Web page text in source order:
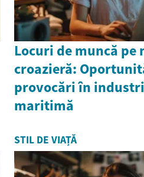
Locuri de muncă pe
croazieră:
provocări în
maritimă
STIL DE VIAȚĂ